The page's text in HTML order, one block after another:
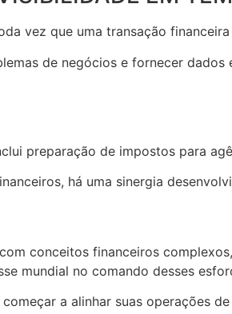
vez que uma transação
de negócios e fornecer
preparação de impostos para
há uma sinergia
conceitos financeiros
mundial no comando desses
a alinhar suas operações